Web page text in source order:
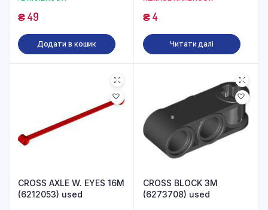
₴49
Додати в кошик
₴4
Читати далі
CROSS AXLE W. EYES 16M
(6212053) used
CROSS BLOCK 3M
(6273708) used